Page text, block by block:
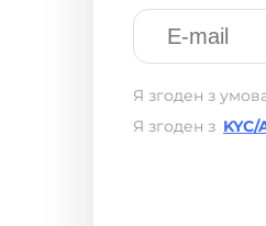
Я згоден з
Я згоден з KYC/